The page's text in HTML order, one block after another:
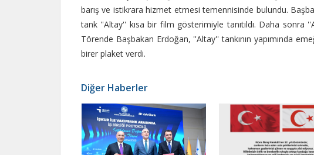
barış ve istikrara hizmet etmesi temennisinde bulundu.
tank ''Altay'' kısa bir film gösterimiyle tanıtıldı. Daha sonra
Törende Başbakan Erdoğan, ''Altay'' tankının yapımında
birer plaket verdi.
Diğer Haberler